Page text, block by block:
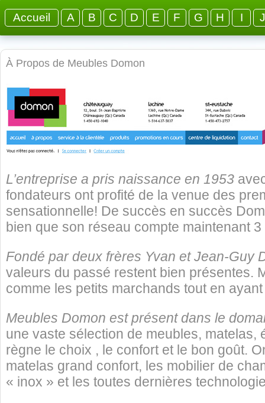
Accueil A B C D E F G H I J
À Propos de Meubles Domon
L’entreprise a pris naissance en 1953
fondateurs ont profité de la venue des
sensationnelle! De succès en succès
bien que son réseau compte maintenant
Fondé par deux frères Yvan et Jean-Guy
valeurs du passé restent bien présentes.
comme les petits marchands tout en
Meubles Domon est présent dans le
une vaste sélection de meubles,
règne le choix , le confort et le bon goût.
matelas grand confort, les mobilier de
« inox » et les toutes dernières